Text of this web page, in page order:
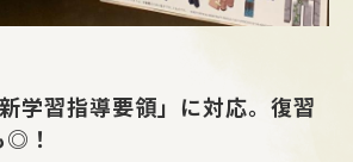
学習指導要領」に対応。復習
◎！